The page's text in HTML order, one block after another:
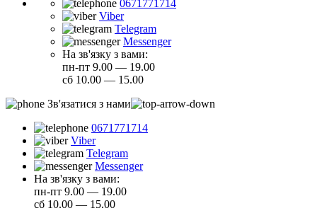
0671771714
Viber
Telegram
Messenger
На зв'язку з вами:
пн-пт 9.00 — 19.00
сб 10.00 — 15.00
Зв'язатися з нами
0671771714
Viber
Telegram
Messenger
На зв'язку з вами:
пн-пт 9.00 — 19.00
сб 10.00 — 15.00